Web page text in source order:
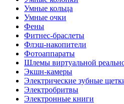
Умные кольца
Умные очки
Фены
Фитнес-браслеты
Флэш-накопители
Фотоаппараты
Шлемы виртуальной
Экшн-камеры
Электрические зубные
Электробритвы
Электронные книги